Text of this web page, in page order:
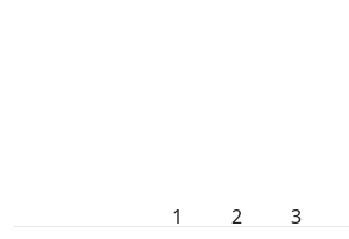
1 2 3